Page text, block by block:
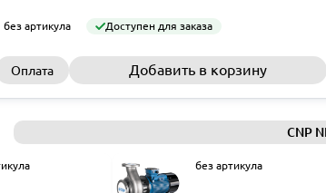
без артикула Доступен для заказа
Оплата Добавить в корзину
CNP
без артикула